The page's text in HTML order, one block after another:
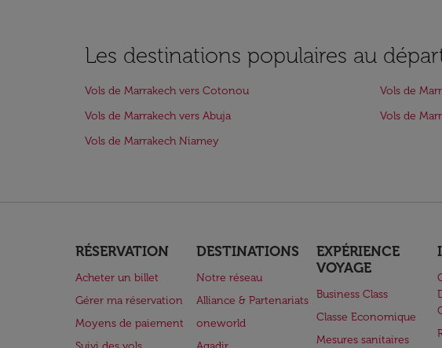
Les destinations populaires au
Vols de Marrakech vers Cotonou Vols de
Vols de Marrakech vers Abuja
Vols de
Vols de Marrakech Niamey
RÉSERVATION
Acheter un billet
Gérer ma réservation
Moyens de paiement
DESTINATIONS
Notre réseau
Alliance & Partenariats
oneworld
EXPÉRIENCE
VOYAGE
Business Class
Classe Economique
Mesures sanitaires